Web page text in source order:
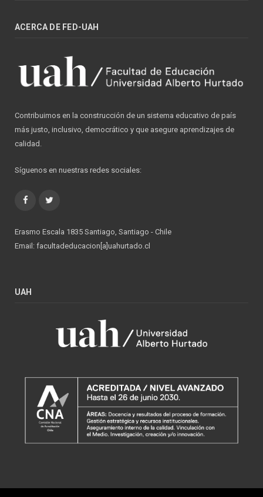
ACERCA DE FED-UAH
Contribuimos en la construcción de un sistema educativo de país
más justo, inclusivo, democrático y que asegure aprendizajes de
calidad.
Síguenos en nuestras redes sociales:
Facebook
Erasmo Escala 1835 Santiago, Santiago - Chile
Email: facultadeducacion[a]uahurtado.cl
UAH